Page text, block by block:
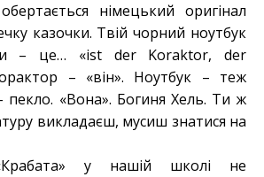
німецький оригінал
казочки. Твій чорний ноутбук
– це… «ist der Koraktor, der
– «він». Ноутбук – теж
пекло. «Вона». Богиня Хель. Ти ж
викладаєш, мусиш знатися на
у нашій школі не